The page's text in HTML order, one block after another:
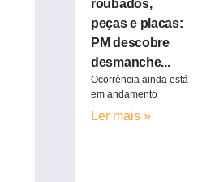
VÍDEO
roubados,
peças e placas:
PM descobre
desmanche...
Ocorrência ainda está
em andamento
Ler mais »